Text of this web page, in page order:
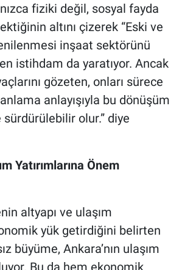
fiziki değil, sosyal fayda
altını çizerek “Eski ve
inşaat sektörünü
istihdam da yaratıyor. Ancak
gözeten, onları sürece
anlayışıyla bu dönüşüm
olur.” diye
Yatırımlarına Önem
altyapı ve ulaşım
yük getirdiğini belirten
büyüme, Ankara’nın ulaşım
Bu da hem ekonomik